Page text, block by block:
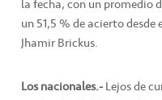
la fecha, con un promedio
un 51,5 % de acierto
Jhamir Brickus.
Los nacionales.-Lejos de